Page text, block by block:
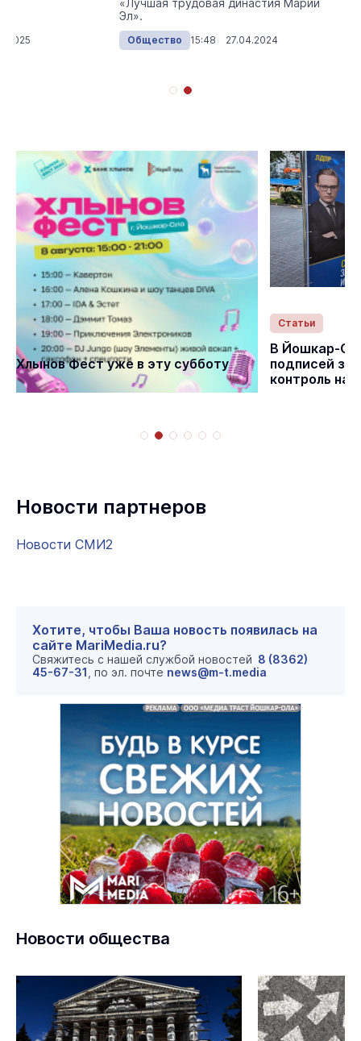
«Лучшая трудовая династия Марий
Эл».
Общество 15:48 27.04.2024
Статьи
Хлынов Фест уже в эту субботу
Статьи
В Йошкар-
подписей за
контроль
Новости партнеров
Новости СМИ2
Хотите, чтобы Ваша новость появилась на
сайте MariMedia.ru?
Свяжитесь с нашей службой новостей 8 (8362)
45-67-31 , по эл. почте news@m-t.media
Новости общества